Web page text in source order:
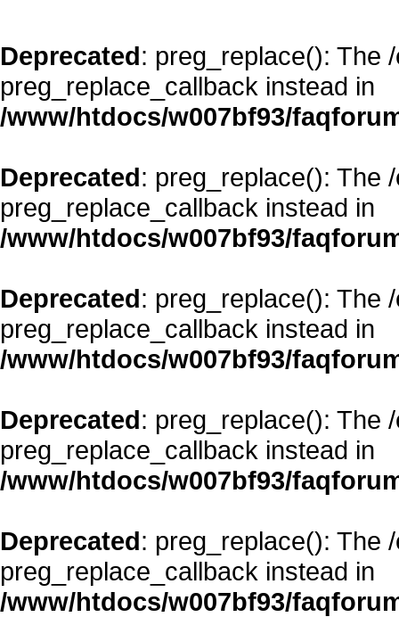
Deprecated: preg_replace(): The
preg_replace_callback instead in
/www/htdocs/w007bf93/
Deprecated: preg_replace(): The
preg_replace_callback instead in
/www/htdocs/w007bf93/
Deprecated: preg_replace(): The
preg_replace_callback instead in
/www/htdocs/w007bf93/
Deprecated: preg_replace(): The
preg_replace_callback instead in
/www/htdocs/w007bf93/
Deprecated: preg_replace(): The
preg_replace_callback instead in
/www/htdocs/w007bf93/